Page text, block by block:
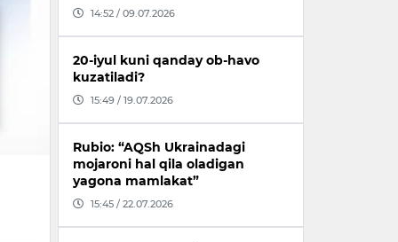
14:52 / 09.07.2026
20-iyul kuni qanday ob-havo
kuzatiladi?
15:49 / 19.07.2026
Rubio: “AQSh Ukrainadagi
mojaroni hal qila oladigan
yagona mamlakat”
15:45 / 22.07.2026